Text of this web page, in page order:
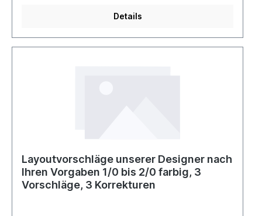
Details
Layoutvorschläge unserer Designer nach
Ihren Vorgaben 1/0 bis 2/0 farbig, 3
Vorschläge, 3 Korrekturen